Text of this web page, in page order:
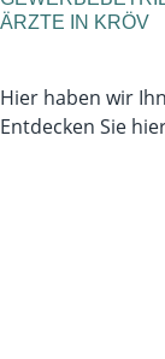
ÄRZTE IN KRÖV
Hier haben wir
Entdecken Sie